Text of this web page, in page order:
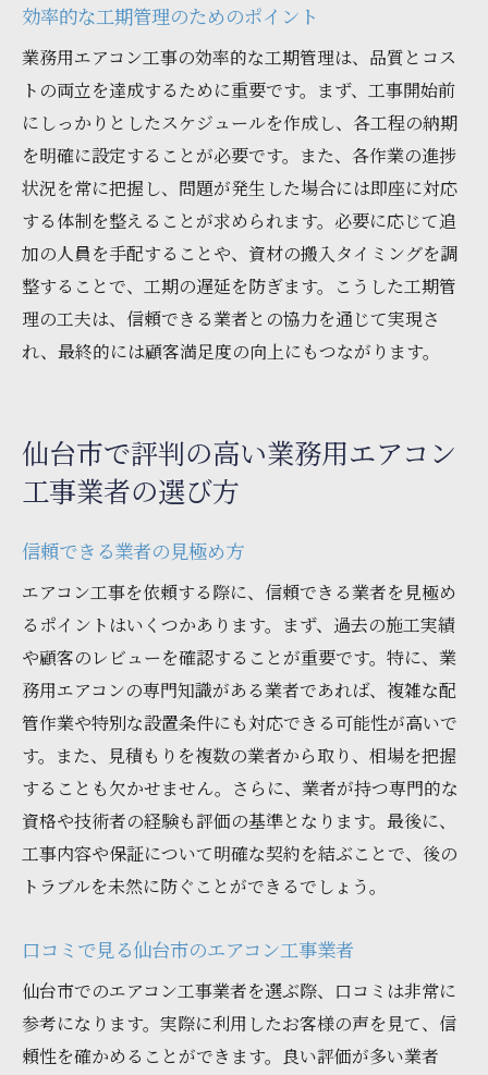
効率的な工期管理のためのポイント
業務用エアコン工事の効率的な工期管理は、品質とコス
トの両立を達成するために重要です。まず、工事開始前
にしっかりとしたスケジュールを作成し、各工程の納期
を明確に設定することが必要です。また、各作業の進捗
状況を常に把握し、問題が発生した場合には即座に対応
する体制を整えることが求められます。必要に応じて追
加の人員を手配することや、資材の搬入タイミングを調
整することで、工期の遅延を防ぎます。こうした工期管
理の工夫は、信頼できる業者との協力を通じて実現さ
れ、最終的には顧客満足度の向上にもつながります。
仙台市で評判の高い業務用エアコン
工事業者の選び方
信頼できる業者の見極め方
エアコン工事を依頼する際に、信頼できる業者を見極め
るポイントはいくつかあります。まず、過去の施工実績
や顧客のレビューを確認することが重要です。特に、業
務用エアコンの専門知識がある業者であれば、複雑な配
管作業や特別な設置条件にも対応できる可能性が高いで
す。また、見積もりを複数の業者から取り、相場を把握
することも欠かせません。さらに、業者が持つ専門的な
資格や技術者の経験も評価の基準となります。最後に、
工事内容や保証について明確な契約を結ぶことで、後の
トラブルを未然に防ぐことができるでしょう。
口コミで見る仙台市のエアコン工事業者
仙台市でのエアコン工事業者を選ぶ際、口コミは非常に
参考になります。実際に利用したお客様の声を見て、信
頼性を確かめることができます。良い評価が多い業者